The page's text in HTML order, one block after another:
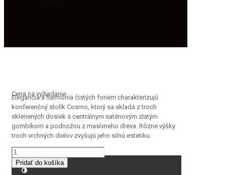
Cena na vyžiadanie
Elegancia a harmónia čistých foriem charakterizujú
konferenčný stolík Cosmo, ktorý sa skladá z troch
sklenených dosiek s centrálnym saténovým zlatým
gombíkom a podnožou z masívneho dreva. Rôzne výšky
troch vrchných dielov zvyšujú jeho silnú estetiku.
množstvo
Cosmo
Pridať do košíka